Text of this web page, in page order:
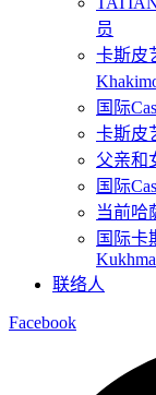
员
卡斯皮
国际
卡斯皮
父亲和
国际
当前哈
国际卡
联络人
Facebook